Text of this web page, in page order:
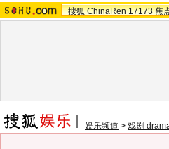
搜狐 ChinaRen 17173 焦
娱乐频道 > 戏剧